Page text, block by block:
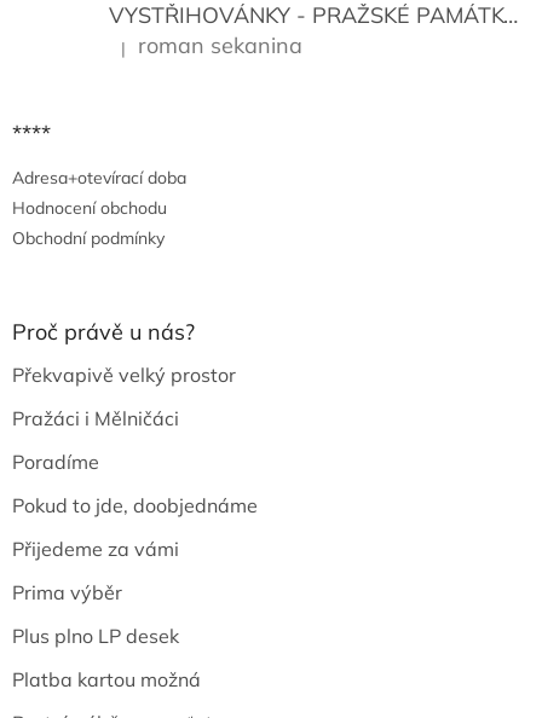
VYSTŘIHOVÁNKY - PRAŽSKÉ PAMÁTKY
Hodnocení produktu je 5 z 5 hvězdiček.
| roman sekanina
****
Adresa+otevírací doba
Hodnocení obchodu
Obchodní podmínky
Proč právě u nás?
Překvapivě velký prostor
Pražáci i Mělničáci
Poradíme
Pokud to jde, doobjednáme
Přijedeme za vámi
Prima výběr
Plus plno LP desek
Platba kartou možná